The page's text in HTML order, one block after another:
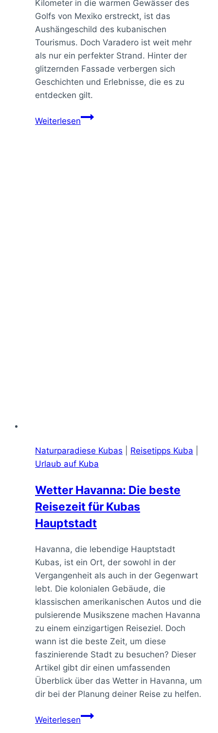
Kilometer in die warmen Gewässer des
Golfs von Mexiko erstreckt, ist das
Aushängeschild des kubanischen
Tourismus. Doch Varadero ist weit mehr
als nur ein perfekter Strand. Hinter der
glitzernden Fassade verbergen sich
Geschichten und Erlebnisse, die es zu
entdecken gilt.
WeiterlesenVaradero:
Naturparadiese Kubas Reisetipps Kuba
Urlaub auf Kuba
Wetter Havanna: Die beste
Reisezeit für Kubas
Hauptstadt
Havanna, die lebendige Hauptstadt
Kubas, ist ein Ort, der sowohl in der
Vergangenheit als auch in der Gegenwart
lebt. Die kolonialen Gebäude, die
klassischen amerikanischen Autos und die
pulsierende Musikszene machen Havanna
zu einem einzigartigen Reiseziel. Doch
wann ist die beste Zeit, um diese
faszinierende Stadt zu besuchen? Dieser
Artikel gibt dir einen umfassenden
Überblick über das Wetter in Havanna, um
dir bei der Planung deiner Reise zu helfen.
WeiterlesenWetter